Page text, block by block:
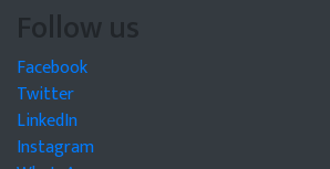
Follow us
Facebook
Twitter
LinkedIn
Instagram